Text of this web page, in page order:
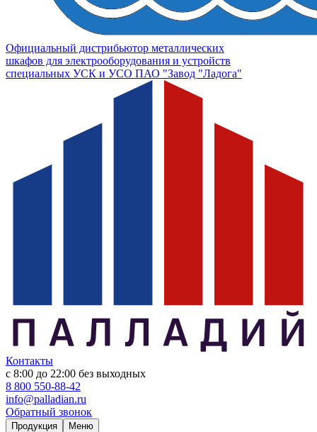
Официальный дистрибьютор металлических
шкафов для электрооборудования и устройств
специальных УСК и УСО ПАО "Завод "Ладога"
Контакты
с 8:00 до 22:00 без выходных
8 800 550-88-42
info@palladian.ru
Обратный звонок
Продукция Меню